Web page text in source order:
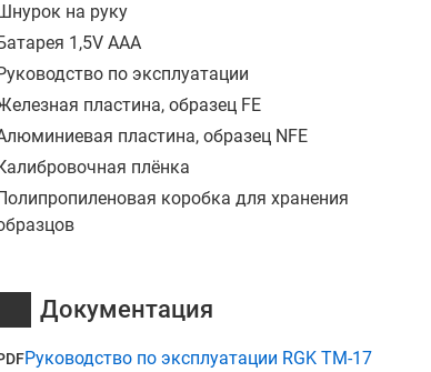
на руку
1,5V AAA
по эксплуатации
пластина, образец FE
пластина, образец NFE
плёнка
коробка для хранения
Документация
Руководство по эксплуатации RGK TM-17